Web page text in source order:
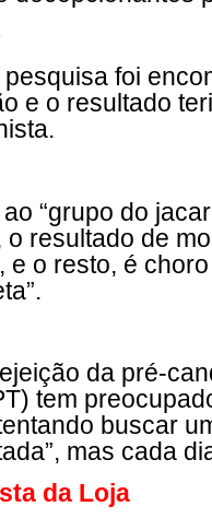
foi
e o resultado
“grupo do
resultado de
e o resto, é
da pré-
tem
buscar
mas cada
da Loja